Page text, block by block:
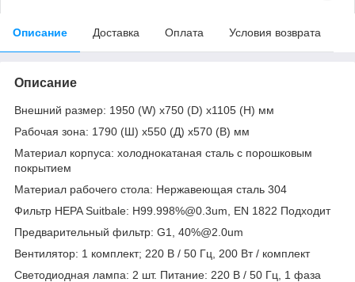
Описание Доставка Оплата Условия возврата
Описание
Внешний размер: 1950 (W) x750 (D) x1105 (H) мм
Рабочая зона: 1790 (Ш) х550 (Д) х570 (В) мм
Материал корпуса: холоднокатаная сталь с порошковым
покрытием
Материал рабочего стола: Нержавеющая сталь 304
Фильтр HEPA Suitbale: H99.998%@0.3um, EN 1822 Подходит
Предварительный фильтр: G1, 40%@2.0um
Вентилятор: 1 комплект; 220 В / 50 Гц, 200 Вт / комплект
Светодиодная лампа: 2 шт. Питание: 220 В / 50 Гц, 1 фаза